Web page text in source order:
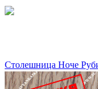
Столешница Ноче